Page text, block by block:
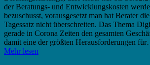
der Beratungs- und Entwicklungskosten
bezuschusst, vorausgesetzt man hat Berater
Tagessatz nicht überschreiten. Das Thema
gerade in Corona Zeiten den gesamten
damit eine der größten Herausforderungen
Mehr lesen